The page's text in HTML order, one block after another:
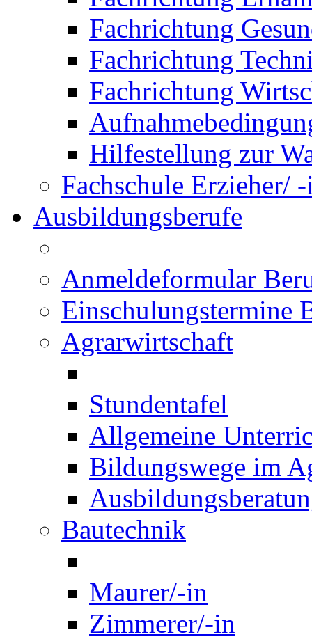
Fachrichtung
Fachrichtung
Fachrichtung
Hilfestellung zur
Fachschule Erzieher/
Ausbildungsberufe
Anmeldeformular
Einschulungstermine
Agrarwirtschaft
Stundentafel
Allgemeine
Bildungswege im
Bautechnik
Maurer/-in
Zimmerer/-in